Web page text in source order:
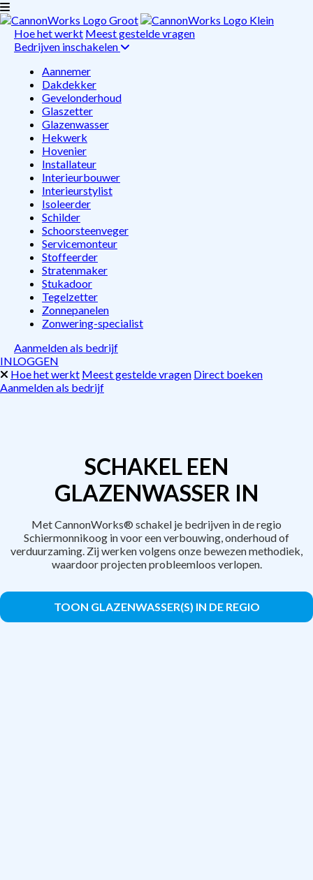
Hoe het werkt Meest gestelde vragen
Bedrijven inschakelen
Aannemer
Dakdekker
Gevelonderhoud
Glaszetter
Glazenwasser
Hekwerk
Hovenier
Installateur
Interieurbouwer
Interieurstylist
Isoleerder
Schilder
Schoorsteenveger
Servicemonteur
Stoffeerder
Stratenmaker
Stukadoor
Tegelzetter
Zonnepanelen
Zonwering-specialist
Aanmelden als bedrijf
INLOGGEN
Hoe het werkt Meest gestelde vragen Direct boeken
Aanmelden als bedrijf
SCHAKEL EEN
GLAZENWASSER IN
Met CannonWorks® schakel je bedrijven in de regio
Schiermonnikoog in voor een verbouwing, onderhoud of
verduurzaming. Zij werken volgens onze bewezen methodiek,
waardoor projecten probleemloos verlopen.
TOON GLAZENWASSER(S) IN DE REGIO